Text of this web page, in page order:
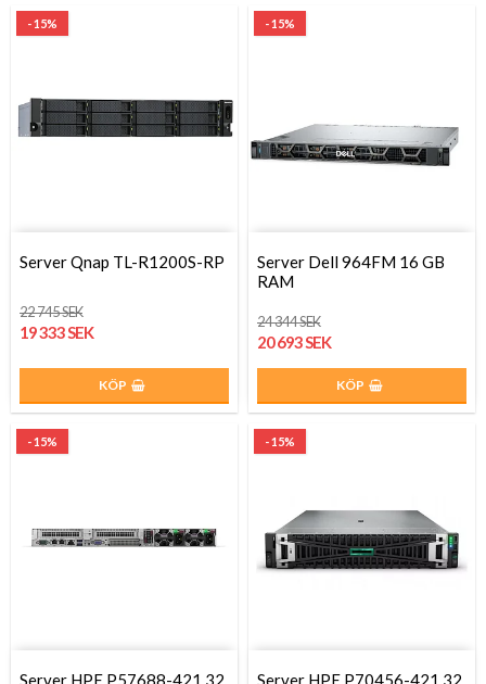
- 15%
Server Qnap TL-R1200S-RP
22 745 SEK
19 333 SEK
KÖP
- 15%
Server Dell 964FM 16 GB
RAM
24 344 SEK
20 693 SEK
KÖP
- 15% - 15%